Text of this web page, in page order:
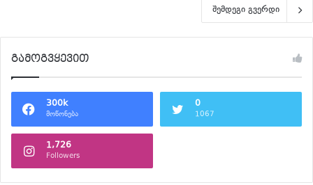
შემდეგი გვერდი
გამოგვყევით
300k
მოწონება
0
1067
1,726
Followers